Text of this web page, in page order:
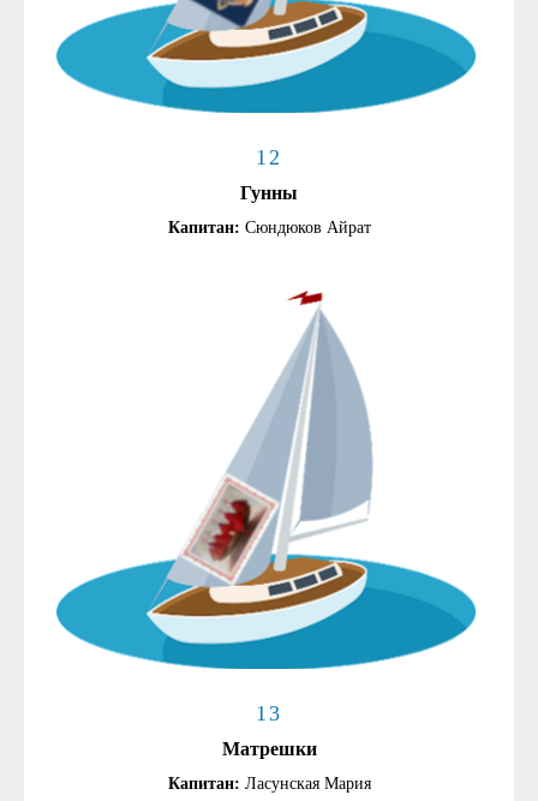
12
Гунны
Капитан: Сюндюков Айрат
13
Матрешки
Капитан: Ласунская Мария